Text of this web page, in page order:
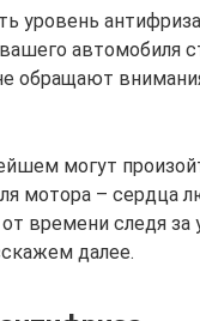
уровень
автомобиля
обращают
могут
мотора – сердца
времени следя за
далее.